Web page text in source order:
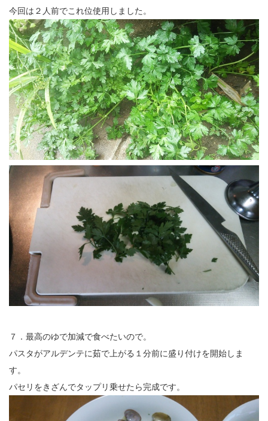
今回は２人前でこれ位使用しました。
７．最高のゆで加減で食べたいので。
パスタがアルデンテに茹で上がる１分前に盛り付けを開始しま
す。
パセリをきざんでタップリ乗せたら完成です。